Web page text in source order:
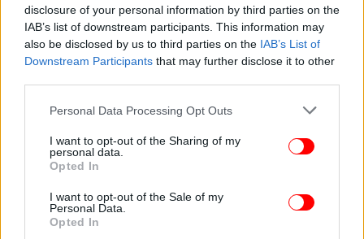
disclosure of your personal information by third parties on the
IAB’s list of downstream participants. This information may
also be disclosed by us to third parties on the IAB’s List of
Downstream Participants that may further disclose it to other
Please note that this website/app uses one or more Google
not limited to your visit or usage behaviour. You may click to
grant or deny consent to Google and its third-party tags to
use your data for below specified purposes in below Google
consent section.
Personal Data Processing Opt Outs
I want to opt-out of the Sharing of my
personal data.
Opted In
I want to opt-out of the Sale of my
Personal Data.
Opted In
Στην Αθήνα, η μέση μηνιαία τιμή απόκλισης της
μέγιστης θερμοκρασίας ήταν +0,6 °C, με 12 από τις
30 ημέρες του μήνα να είναι θερμότερες από τα
κανονικά για την εποχή επίπεδα. Στη Θεσσαλονίκη,
16 ημέρες του μήνα ήταν θερμότερες από τη μέση
τιμή της περιόδου 2010-2019, όπου η μέση μέγιστη
από τα κανονικά επίπεδα.
Στο τελευταίο γράφημα εμφανίζονται οι τιμές των
αποκλίσεων και για τους 52 μετεωρολογικούς
σταθμούς.